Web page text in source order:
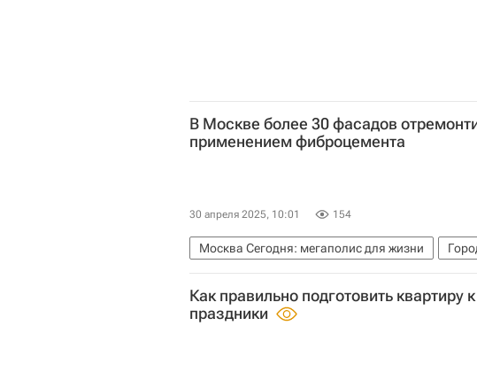
В Москве более 30 фасадов
применением фиброцемента
30 апреля 2025, 10:01 154
Москва Сегодня: мегаполис для жизни
Капремонт в Москве
Капремонт
Как правильно подготовить квартиру
праздники